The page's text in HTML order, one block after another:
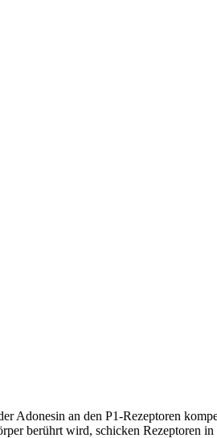
Adonesin an den P1-Rezeptoren
berührt wird, schicken Rezeptoren in